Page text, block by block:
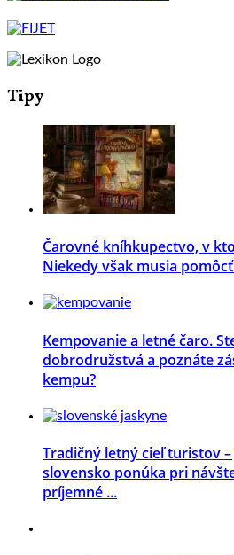
Tipy
Čarovné kníhkupectvo, v
Niekedy však musia
Kempovanie a letné čaro.
dobrodružstvá a poznáte
kempu?
Tradičný letný cieľ turistov
slovensko ponúka pri
príjemné ...